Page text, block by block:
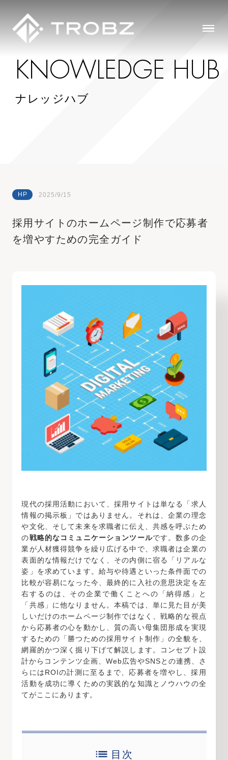
KNOW E DGE H UB
ナレッジハブ
HP 2025/9/15
採用サイトのホームページ制作で応募者
を増やすための完全ガイド
現代の採用活動において、採用サイトは単なる「求人
情報の掲示板」ではありません。それは、企業の理念
や文化、そして未来を求職者に伝え、共感を呼ぶため
の戦略的なコミュニケーションツールです。数多の企
業が人材獲得競争を繰り広げる中で、求職者は企業の
表面的な情報だけでなく、その内側に宿る「リアルな
姿」を求めています。給与や待遇といった条件面での
比較が容易になった今、最終的に入社の意思決定を左
右するのは、その企業で働くことへの「納得感」と
「共感」に他なりません。本稿では、単に見た目が美
しいだけのホームページ制作ではなく、戦略的な視点
から応募者の心を動かし、質の高い母集団形成を実現
するための「勝つための採用サイト制作」の全貌を、
網羅的かつ深く掘り下げて解説します。コンセプト設
計からコンテンツ企画、Web広告やSNSとの連携、さ
らにはROIの計測に至るまで、応募者を増やし、採用
活動を成功に導くための実践的な知識とノウハウの全
てがここにあります。
目次